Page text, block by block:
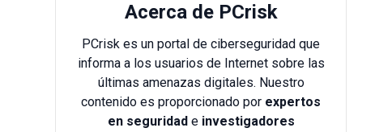
Acerca de PCrisk
PCrisk es un portal de ciberseguridad que
informa a los usuarios de Internet sobre las
últimas amenazas digitales. Nuestro
contenido es proporcionado por expertos
en seguridade investigadores